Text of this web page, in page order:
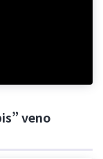
veno